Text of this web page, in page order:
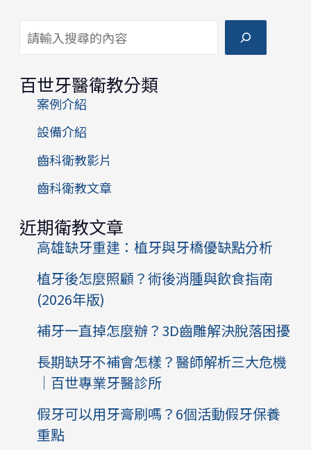
搜尋
百世牙醫衛教分類
案例介紹
設備介紹
齒科衛教影片
齒科衛教文章
近期衛教文章
高雄缺牙重建：植牙與牙橋優缺點分析
植牙後怎麼照顧？術後消腫與飲食指南
(2026年版)
補牙一直掉怎麼辦？3D齒雕解決脫落困擾
長期缺牙不補會怎樣？醫師解析三大危機
｜百世專業牙醫診所
假牙可以用牙膏刷嗎？6個活動假牙保養
重點